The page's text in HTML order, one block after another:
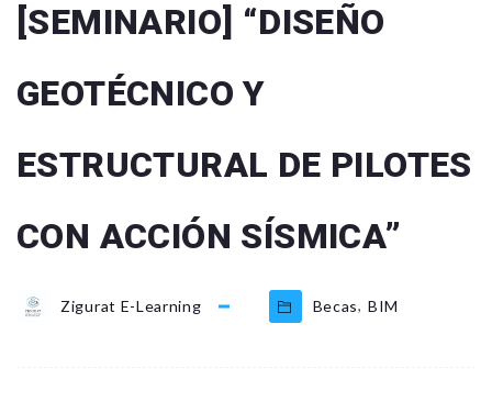
[SEMINARIO] “DISEÑO
GEOTÉCNICO Y
ESTRUCTURAL DE PILOTES
CON ACCIÓN SÍSMICA”
Zigurat E-Learning Becas, BIM